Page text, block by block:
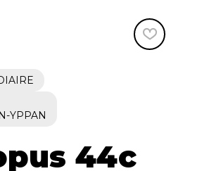
Quatuor de saxophones
Disques
DVDs
YPPAN
44c